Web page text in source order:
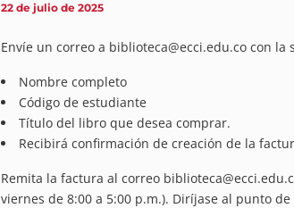
22 de julio de 2025
Envíe un correo a biblioteca@ecci.edu.co con
Nombre completo
Código de estudiante
Título del libro que desea comprar.
Recibirá confirmación de creación de la
Remita la factura al correo
viernes de 8:00 a 5:00 p.m.). Diríjase al punto